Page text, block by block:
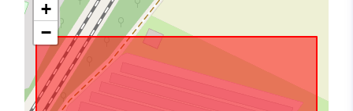
+
−